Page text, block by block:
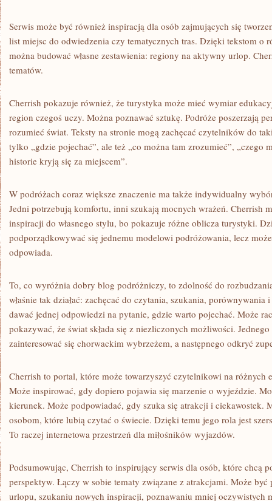
Serwis może być również inspiracją dla osób zajmujących się
list miejsc do odwiedzenia czy tematycznych tras. Dzięki tekstom o
można budować własne zestawienia: regiony na aktywny urlop.
tematów.
Cherrish pokazuje również, że turystyka może mieć wymiar
region czegoś uczy. Można poznawać sztukę. Podróże poszerzają
rozumieć świat. Teksty na stronie mogą zachęcać czytelników do
tylko „gdzie pojechać”, ale też „co można tam zrozumieć”, „czego
historie kryją się za miejscem”.
W podróżach coraz większe znaczenie ma także indywidualny
Jedni potrzebują komfortu, inni szukają mocnych wrażeń. Cherrish
inspiracji do własnego stylu, bo pokazuje różne oblicza turystyki.
podporządkowywać się jednemu modelowi podróżowania, lecz
odpowiada.
To, co wyróżnia dobry blog podróżniczy, to zdolność do
właśnie tak działać: zachęcać do czytania, szukania,
dawać jednej odpowiedzi na pytanie, gdzie warto pojechać. Może
pokazywać, że świat składa się z niezliczonych możliwości.
zainteresować się chorwackim wybrzeżem, a następnego odkryć
Cherrish to portal, które może towarzyszyć czytelnikowi na różnych
Może inspirować, gdy dopiero pojawia się marzenie o wyjeździe.
kierunek. Może podpowiadać, gdy szuka się atrakcji i ciekawostek.
osobom, które lubią czytać o świecie. Dzięki temu jego rola jest
To raczej internetowa przestrzeń dla miłośników wyjazdów.
Podsumowując, Cherrish to inspirujący serwis dla osób, które chcą
perspektyw. Łączy w sobie tematy związane z atrakcjami. Może
urlopu, szukaniu nowych inspiracji, poznawaniu mniej oczywistych